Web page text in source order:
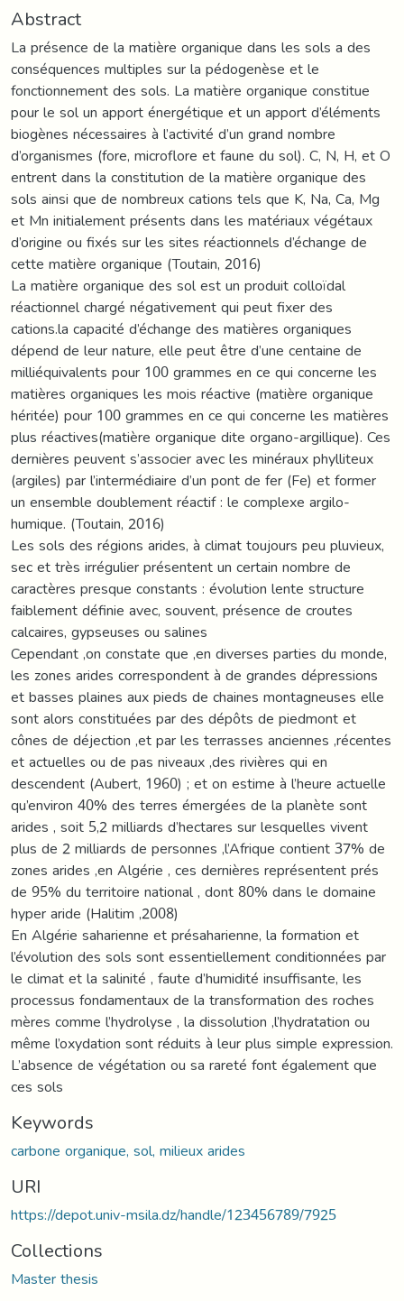
Abstract
La présence de la matière organique dans les sols a des
conséquences multiples sur la pédogenèse et le
fonctionnement des sols. La matière organique constitue
pour le sol un apport énergétique et un apport d’éléments
biogènes nécessaires à l’activité d’un grand nombre
d’organismes (fore, microflore et faune du sol). C, N, H, et O
entrent dans la constitution de la matière organique des
sols ainsi que de nombreux cations tels que K, Na, Ca, Mg
et Mn initialement présents dans les matériaux végétaux
d’origine ou fixés sur les sites réactionnels d’échange de
cette matière organique (Toutain, 2016)
La matière organique des sol est un produit colloïdal
réactionnel chargé négativement qui peut fixer des
cations.la capacité d’échange des matières organiques
dépend de leur nature, elle peut être d’une centaine de
milliéquivalents pour 100 grammes en ce qui concerne les
matières organiques les mois réactive (matière organique
héritée) pour 100 grammes en ce qui concerne les matières
plus réactives(matière organique dite organo-argillique). Ces
dernières peuvent s’associer avec les minéraux phylliteux
(argiles) par l’intermédiaire d’un pont de fer (Fe) et former
un ensemble doublement réactif : le complexe argilo-
humique. (Toutain, 2016)
Les sols des régions arides, à climat toujours peu pluvieux,
sec et très irrégulier présentent un certain nombre de
caractères presque constants : évolution lente structure
faiblement définie avec, souvent, présence de croutes
calcaires, gypseuses ou salines
Cependant ,on constate que ,en diverses parties du monde,
les zones arides correspondent à de grandes dépressions
et basses plaines aux pieds de chaines montagneuses elle
sont alors constituées par des dépôts de piedmont et
cônes de déjection ,et par les terrasses anciennes ,récentes
et actuelles ou de pas niveaux ,des rivières qui en
descendent (Aubert, 1960) ; et on estime à l’heure actuelle
qu’environ 40% des terres émergées de la planète sont
arides , soit 5,2 milliards d’hectares sur lesquelles vivent
plus de 2 milliards de personnes ,l’Afrique contient 37% de
zones arides ,en Algérie , ces dernières représentent prés
de 95% du territoire national , dont 80% dans le domaine
hyper aride (Halitim ,2008)
En Algérie saharienne et présaharienne, la formation et
l’évolution des sols sont essentiellement conditionnées par
le climat et la salinité , faute d’humidité insuffisante, les
processus fondamentaux de la transformation des roches
mères comme l’hydrolyse , la dissolution ,l’hydratation ou
même l’oxydation sont réduits à leur plus simple expression.
L’absence de végétation ou sa rareté font également que
ces sols
Keywords
carbone organique, sol, milieux arides
URI
https://depot.univ-msila.dz/handle/123456789/7925
Collections
Master thesis